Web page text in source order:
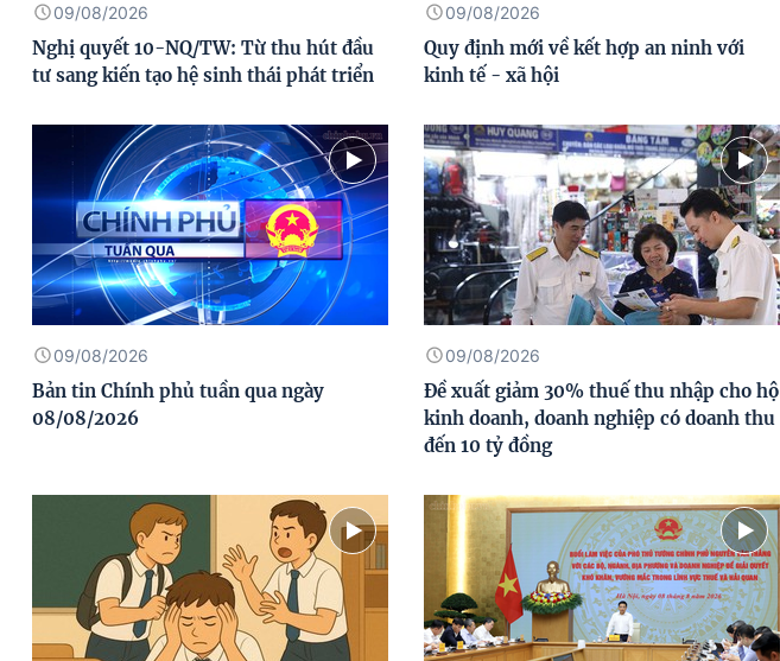
09/08/2026
Nghị quyết 10-NQ/TW: Từ thu hút đầu
tư sang kiến tạo hệ sinh thái phát triển
09/08/2026
Quy định mới về kết hợp an ninh với
kinh tế - xã hội
09/08/2026
Bản tin Chính phủ tuần qua ngày
08/08/2026
09/08/2026
Đề xuất giảm 30% thuế thu nhập cho hộ
kinh doanh, doanh nghiệp có doanh thu
đến 10 tỷ đồng